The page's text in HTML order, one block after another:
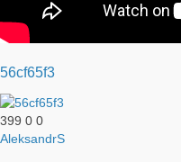
56cf65f3
399 0 0
AleksandrS